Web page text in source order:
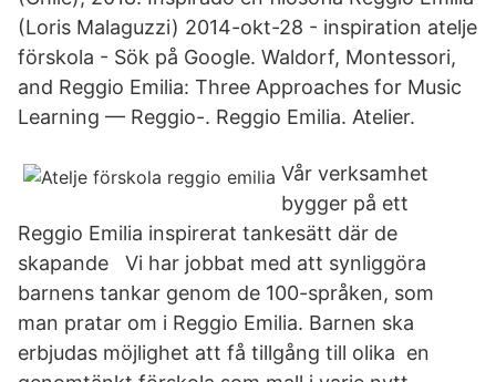
(Loris Malaguzzi) 2014-okt-28 - inspiration atelje
förskola - Sök på Google. Waldorf, Montessori,
and Reggio Emilia: Three Approaches for Music
Learning — Reggio-. Reggio Emilia. Atelier.
Vår verksamhet
bygger på ett
Reggio Emilia inspirerat tankesätt där de
skapande Vi har jobbat med att synliggöra
barnens tankar genom de 100-språken, som
man pratar om i Reggio Emilia. Barnen ska
erbjudas möjlighet att få tillgång till olika en